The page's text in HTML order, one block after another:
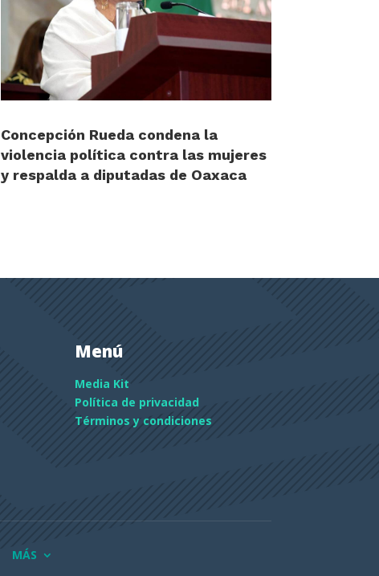
Concepción Rueda condena la
violencia política contra las mujeres
y respalda a diputadas de Oaxaca
Menú
Media Kit
Política de privacidad
Términos y condiciones
MÁS